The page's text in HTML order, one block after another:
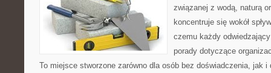
związanej z wodą, naturą
koncentruje się wokół
czemu każdy
porady dotyczące
To miejsce stworzone zarówno dla osób bez doświadczenia, jak i